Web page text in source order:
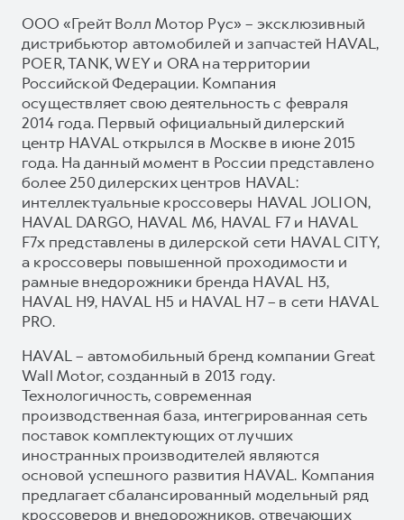
ООО «Грейт Волл Мотор Рус» – эксклюзивный
дистрибьютор автомобилей и запчастей HAVAL,
POER, TANK, WEY и ORA на территории
Российской Федерации. Компания
осуществляет свою деятельность с февраля
2014 года. Первый официальный дилерский
центр HAVAL открылся в Москве в июне 2015
года. На данный момент в России представлено
более 250 дилерских центров HAVAL:
интеллектуальные кроссоверы HAVAL JOLION,
HAVAL DARGO, HAVAL М6, HAVAL F7 и HAVAL
F7x представлены в дилерской сети HAVAL CITY,
а кроссоверы повышенной проходимости и
рамные внедорожники бренда HAVAL H3,
HAVAL H9, HAVAL H5 и HAVAL H7 – в сети HAVAL
PRO.
HAVAL – автомобильный бренд компании Great
Wall Motor, созданный в 2013 году.
Технологичность, современная
производственная база, интегрированная сеть
поставок комплектующих от лучших
иностранных производителей являются
основой успешного развития HAVAL. Компания
предлагает сбалансированный модельный ряд
кроссоверов и внедорожников, отвечающих